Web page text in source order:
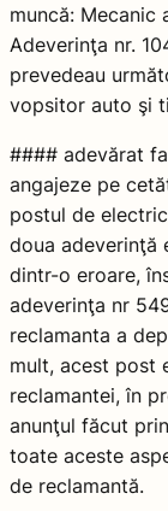
muncă: Mecanic
Adeverinţa nr.
prevedeau
vopsitor auto şi
#### adevărat
angajeze pe
postul de
doua adeverinţă
dintr-o eroare,
adeverinţa nr
reclamanta a
mult, acest post
reclamantei, în
anunţul făcut
toate aceste
de reclamantă.